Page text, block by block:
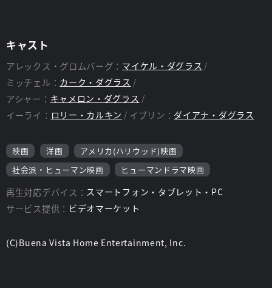
キャスト
アレックス・グロムバーグ： マイケル・ダグラス
ミッチェル： カーク・ダグラス
アシャー： キャメロン・ダグラス
イーライ： ロリー・カルキン イブリン： ダイアナ・ダグラス
映画 洋画
アメリカ(ハリウッド)映画
社会派・ヒューマン映画
ヒューマンドラマ映画
再生対応デバイス： スマートフォン・タブレット・PC
サービス提供： ビデオマーケット
(C)Buena Vista Home Entertainment, Inc.